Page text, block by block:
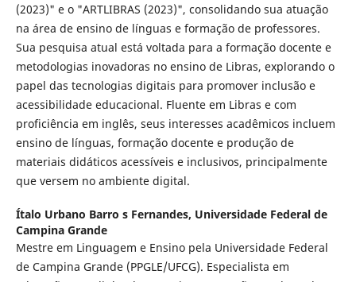
(2023)" e o "ARTLIBRAS (2023)", consolidando sua atuação
na área de ensino de línguas e formação de professores.
Sua pesquisa atual está voltada para a formação docente e
metodologias inovadoras no ensino de Libras, explorando o
papel das tecnologias digitais para promover inclusão e
acessibilidade educacional. Fluente em Libras e com
proficiência em inglês, seus interesses acadêmicos incluem
ensino de línguas, formação docente e produção de
materiais didáticos acessíveis e inclusivos, principalmente
que versem no ambiente digital.
Ítalo Urbano Barro s Fernandes, Universidade Federal de
Campina Grande
Mestre em Linguagem e Ensino pela Universidade Federal
de Campina Grande (PPGLE/UFCG). Especialista em